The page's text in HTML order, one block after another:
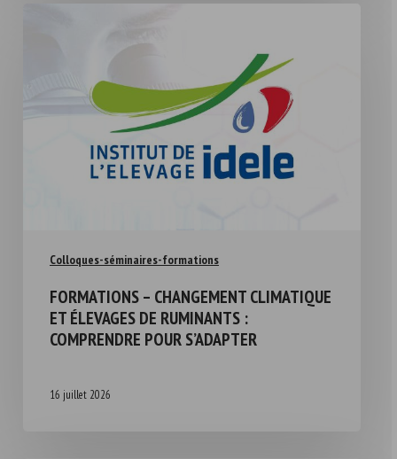
Colloques-séminaires-formations
FORMATIONS – CHANGEMENT CLIMATIQUE
ET ÉLEVAGES DE RUMINANTS :
COMPRENDRE POUR S’ADAPTER
16 juillet 2026